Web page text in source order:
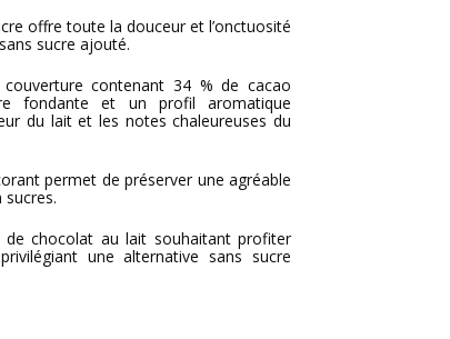
offre toute la douceur et l’onctuosité
sucre ajouté.
contenant 34 % de cacao
fondante et un profil aromatique
du lait et les notes chaleureuses du
permet de préserver une agréable
chocolat au lait souhaitant profiter
une alternative sans sucre